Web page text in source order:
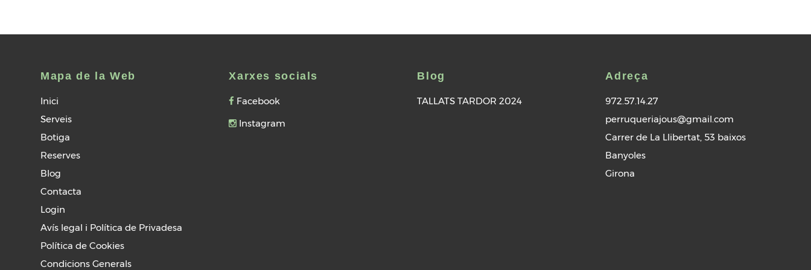
Mapa de la Web
Inici
Serveis
Botiga
Reserves
Blog
Contacta
Login
Avís legal i Política de Privadesa
Política de Cookies
Condicions Generals
Xarxes socials
Facebook
Instagram
Blog
TALLATS TARDOR 2024
Adreça
972.57.14.27
perruqueriajous@gmail.com
Carrer de La Llibertat, 53 baixos
Banyoles
Girona